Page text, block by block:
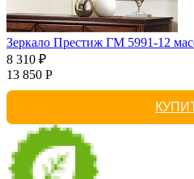
Зеркало Престиж ГМ 5991-12
8 310 ₽
13 850 Р